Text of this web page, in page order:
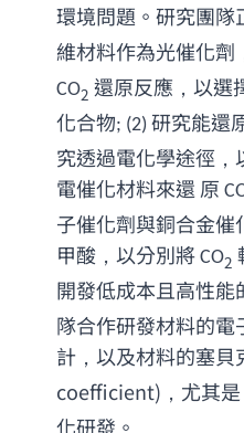
環境問題。研究團隊
維材料作為光催化
CO2 還原反應，以選
化合物; (2) 研究能還
究透過電化學途徑，
電催化材料來還 原
子催化劑與銅合金
甲酸，以分別將 CO2
開發低成本且高性能
隊合作研發材料的
計，以及材料的塞貝
coefficient)，尤其是
化研發。